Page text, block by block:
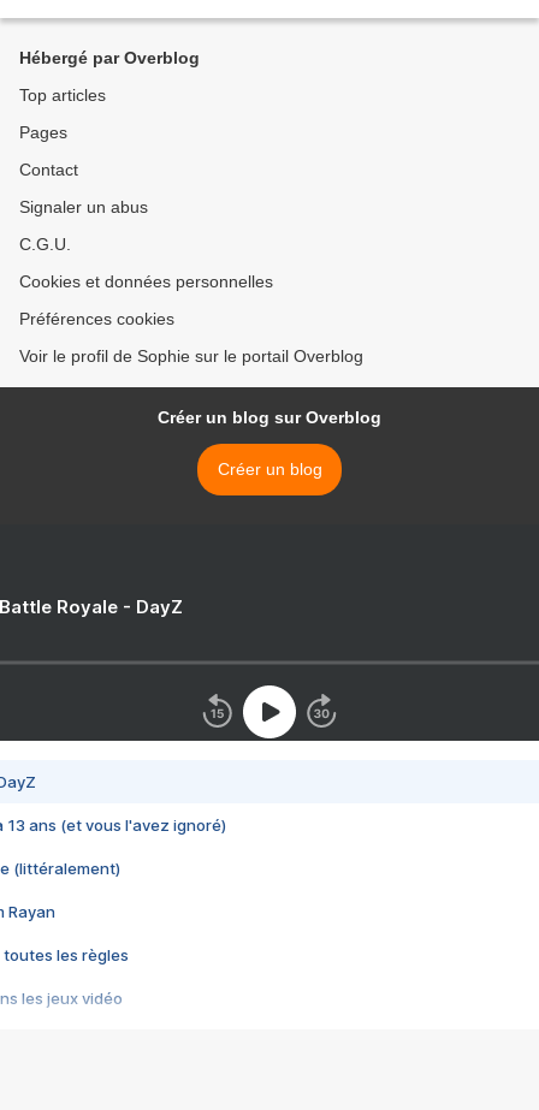
Hébergé par Overblog
Top articles
Pages
Contact
Signaler un abus
C.G.U.
Cookies et données personnelles
Préférences cookies
Voir le profil de Sophie sur le portail Overblog
Créer un blog sur Overblog
Créer un blog
Royale - DayZ
13 ans (et vous l'avez ignoré)
(littéralement)
Rayan
toutes les règles
les jeux vidéo